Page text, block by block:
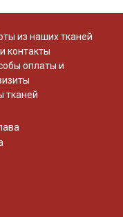
из наших тканей
контакты
оплаты и
тканей